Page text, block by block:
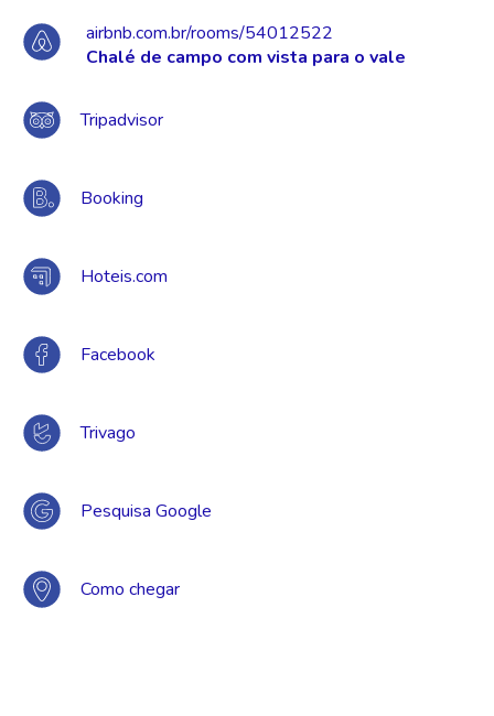
airbnb.com.br/rooms/54012522
Chalé de campo com vista para o vale
Tripadvisor
Booking
Hoteis.com
Facebook
Trivago
Pesquisa Google
Como chegar